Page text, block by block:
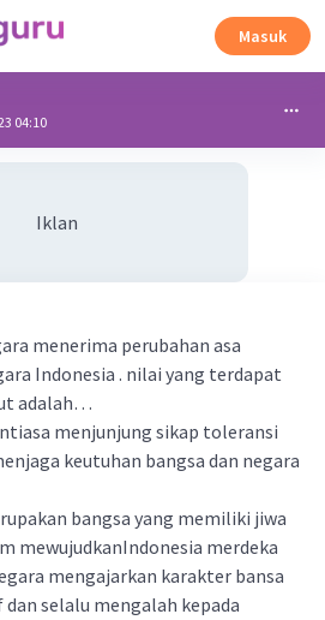
Masuk
04:10
Iklan
menerima perubahan asa
Indonesia . nilai yang terdapat
adalah…
menjunjung sikap toleransi
keutuhan bangsa dan negara
bangsa yang memiliki jiwa
mewujudkanIndonesia merdeka
mengajarkan karakter bansa
selalu mengalah kepada